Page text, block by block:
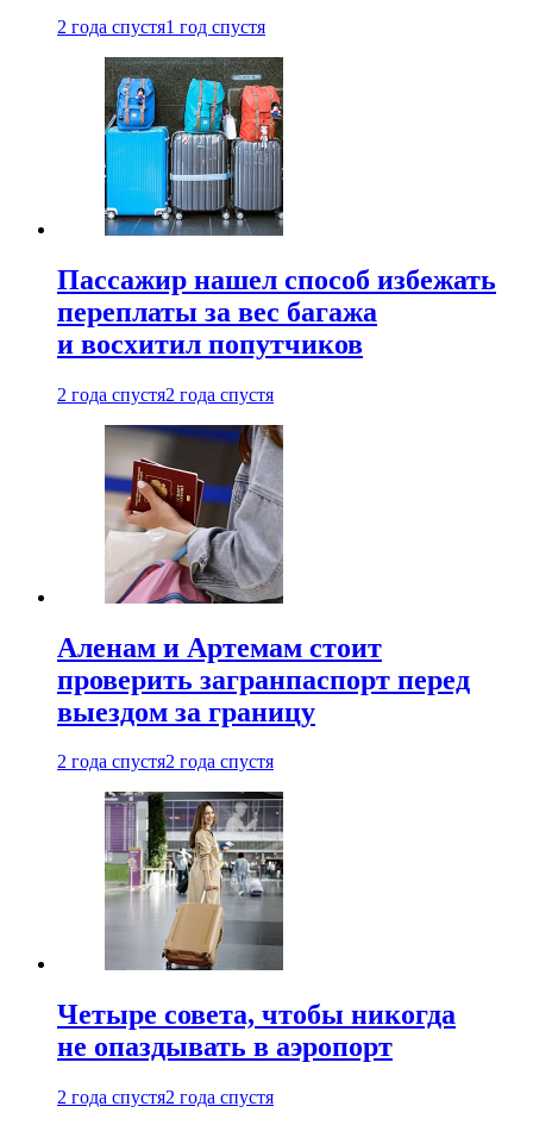
2 года спустя1 год спустя
Пассажир нашел способ избежать
переплаты за вес багажа
и восхитил попутчиков
2 года спустя2 года спустя
Аленам и Артемам стоит
проверить загранпаспорт перед
выездом за границу
2 года спустя2 года спустя
Четыре совета, чтобы никогда
не опаздывать в аэропорт
2 года спустя2 года спустя